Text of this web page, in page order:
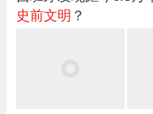
史前文明 ？